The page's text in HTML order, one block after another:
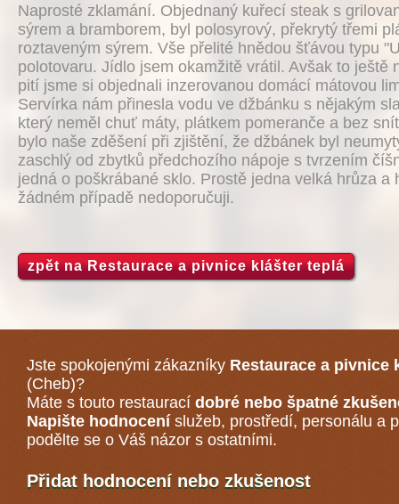
Naprosté zklamání. Objednaný kuřecí steak s
sýrem a bramborem, byl polosyrový, překrytý třemi
roztaveným sýrem. Vše přelité hnědou šťávou typu
polotovaru. Jídlo jsem okamžitě vrátil. Avšak to ještě
pití jsme si objednali inzerovanou domácí mátovou
Servírka nám přinesla vodu ve džbánku s nějakým
který neměl chuť máty, plátkem pomeranče a bez
bylo naše zděšení při zjištění, že džbánek byl
zaschlý od zbytků předchozího nápoje s tvrzením
jedná o poškrábané sklo. Prostě jedna velká hrůza a
žádném případě nedoporučuji.
zpět na Restaurace a pivnice klášter teplá
Jste spokojenými zákazníky Restaurace a pivnice
(Cheb)?
Máte s touto restaurací dobré nebo špatné
Napište hodnocení služeb, prostředí, personálu a
podělte se o Váš názor s ostatními.
Přidat hodnocení nebo zkušenost